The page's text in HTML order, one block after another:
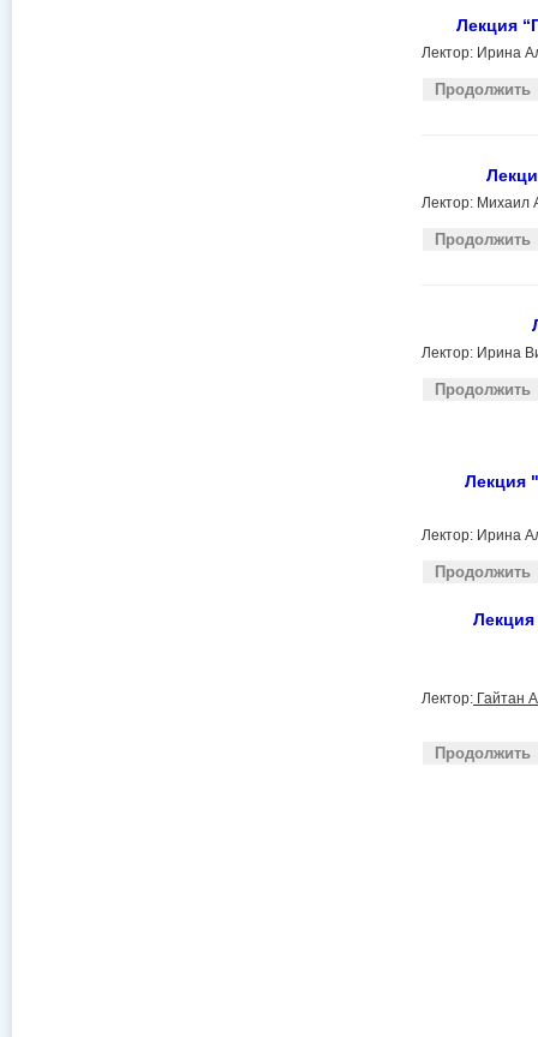
Лекция
Лектор: Ирина
Продолжить
Лектор: Михаил
Продолжить
Лектор: Ирина
Продолжить
Лекция
Лектор: Ирина
Продолжить
Лектор: Гайтан
Продолжить